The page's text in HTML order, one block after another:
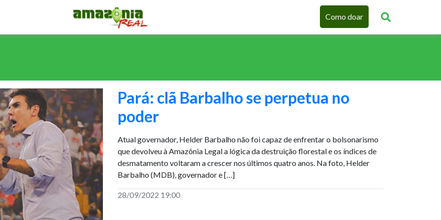
Como doar
Pará: clã Barbalho se perpetua no
poder
Atual governador, Helder Barbalho não foi capaz de enfrentar o bolsonarismo
que devolveu à Amazônia Legal a lógica da destruição florestal e os índices de
desmatamento voltaram a crescer nos últimos quatro anos. Na foto, Helder
Barbalho (MDB), governador e […]
28/09/2022 19:00